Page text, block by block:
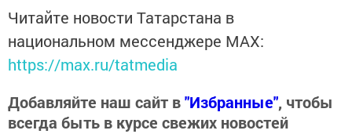
Читайте новости Татарстана в
национальном мессенджере MАХ:
https://max.ru/tatmedia
Добавляйте наш сайт в"Избранные", чтобы
всегда быть в курсе свежих новостей